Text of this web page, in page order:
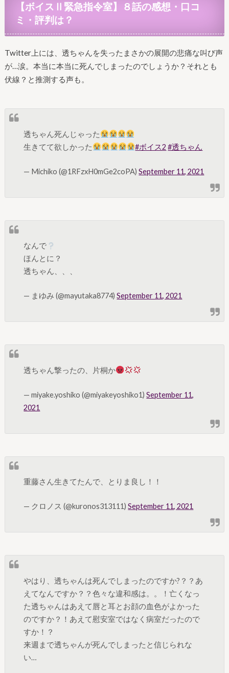
【ボイスⅡ緊急指令室】８話の感想・口コ
ミ・評判は？
Twitter上には、透ちゃんを失ったまさかの展開の悲痛な叫び声
が…涙。本当に本当に死んでしまったのでしょうか？それとも
伏線？と推測する声も。
透ちゃん死んじゃった
生きてて欲しかった
#ボイス2 #透ちゃん
— Michiko (@1RFzxH0mGe2coPA)September 11, 2021
なんで
ほんとに？
透ちゃん、、、
— まゆみ (@mayutaka8774)September 11, 2021
透ちゃん撃ったの、片桐か
— miyake.yoshiko (@miyakeyoshiko1)September 11,
2021
重藤さん生きてたんで、とりま良し！！
— クロノス (@kuronos313111)September 11, 2021
やはり、透ちゃんは死んでしまったのですか?？？あ
えてなんですか？？色々な違和感は。。！亡くなっ
た透ちゃんはあえて唇と耳とお顔の血色がよかった
のですか？！あえて慰安室ではなく病室だったので
すか！？
来週まで透ちゃんが死んでしまったと信じられな
い…